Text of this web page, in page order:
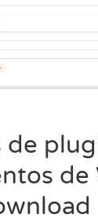
de
de